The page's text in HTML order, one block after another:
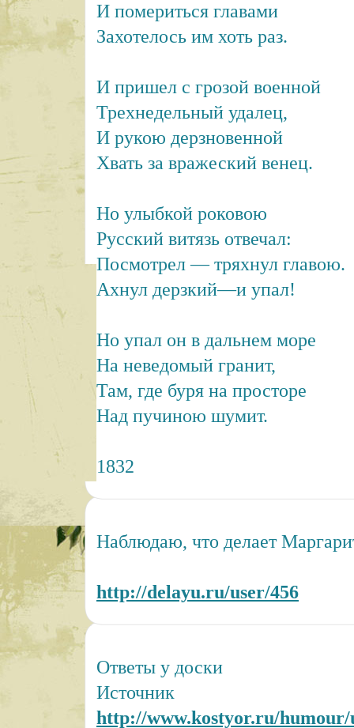
И помериться главами
Захотелось им хоть раз.
И пришел с грозой военной
Трехнедельный удалец,
И рукою дерзновенной
Хвать за вражеский венец.
Но улыбкой роковою
Русский витязь отвечал:
Посмотрел — тряхнул главою.
Ахнул дерзкий—и упал!
Но упал он в дальнем море
На неведомый гранит,
Там, где буря на просторе
Над пучиною шумит.
1832
Наблюдаю, что делает
http://delayu.ru/user/456
Ответы у доски
Источник
http://www.kostyor.ru/humour/